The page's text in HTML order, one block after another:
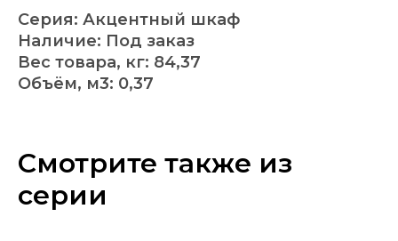
объёмным геометрическим рисунком.
Нажимные защёлки позволяют открывать
фасады без выступающих ручек.
За каждой дверцей расположена
отдельная регулируемая полка.
Закрытые отделения помогают
организовать хранение и поддерживать
порядок.
Металлическое основание имеет чёрную
Серия: Акцентный шкаф
Наличие: Под заказ
Вес товара, кг: 84,37
Объём, м3: 0,37
Смотрите также из
серии